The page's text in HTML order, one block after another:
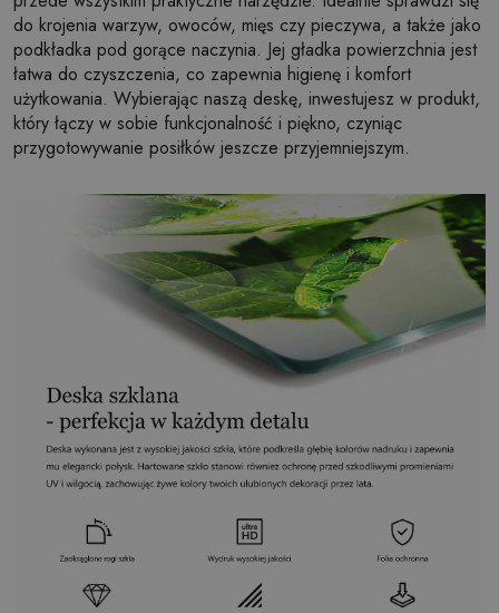
do krojenia warzyw, owoców, mięs czy pieczywa, a także jako
podkładka pod gorące naczynia. Jej gładka powierzchnia jest
łatwa do czyszczenia, co zapewnia higienę i komfort
użytkowania. Wybierając naszą deskę, inwestujesz w produkt,
który łączy w sobie funkcjonalność i piękno, czyniąc
przygotowywanie posiłków jeszcze przyjemniejszym.